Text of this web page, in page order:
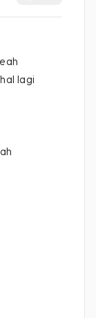
lagi